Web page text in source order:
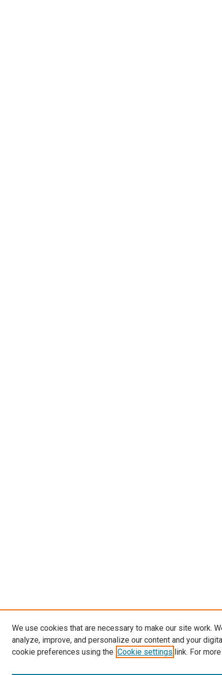
We use cookies that are necessary to make our site work.
analyze, improve, and personalize our content and your
cookie preferences using the Cookie settings link. For